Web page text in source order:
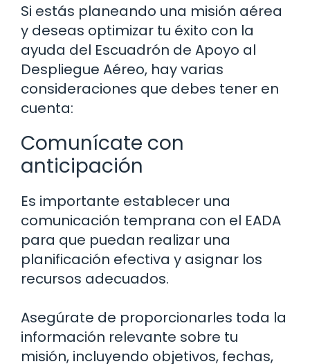
Si estás planeando una misión aérea
y deseas optimizar tu éxito con la
ayuda del Escuadrón de Apoyo al
Despliegue Aéreo, hay varias
consideraciones que debes tener en
cuenta:
Comunícate con
anticipación
Es importante establecer una
comunicación temprana con el EADA
para que puedan realizar una
planificación efectiva y asignar los
recursos adecuados.
Asegúrate de proporcionarles toda la
información relevante sobre tu
misión, incluyendo objetivos, fechas,